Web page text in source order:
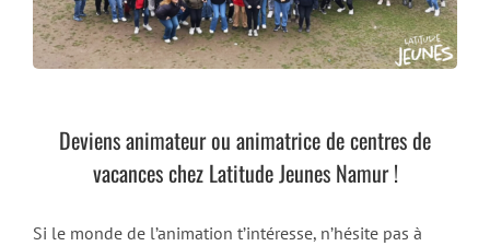
Deviens animateur ou animatrice de centres de
vacances chez Latitude Jeunes Namur !
Si le monde de l’animation t’intéresse, n’hésite pas à